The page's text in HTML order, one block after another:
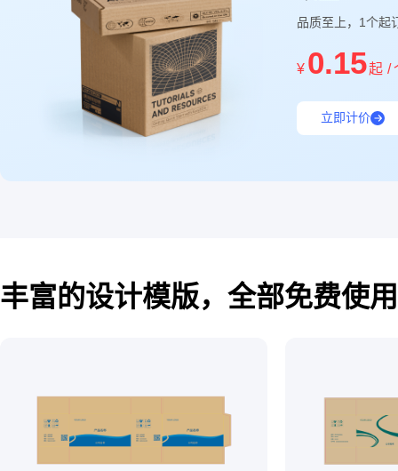
品质至上，1个起
¥ 0.15起 /
立即计价
丰富的设计模版，全部免费使用